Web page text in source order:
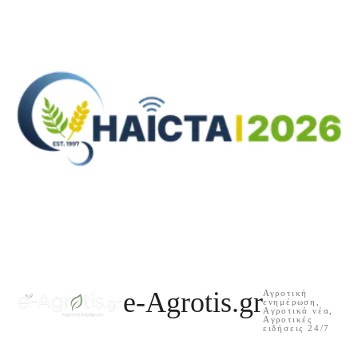
e-Agrotis.grΑγροτική
ενημέρωση,
Aγροτικά νέα,
Aγροτικές
ειδήσεις 24/7